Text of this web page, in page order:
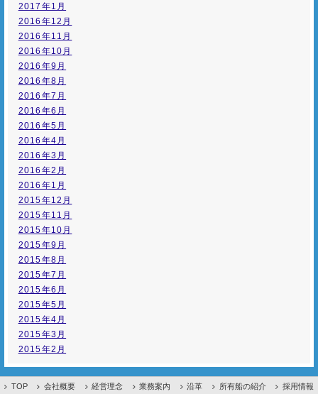
2017年1月
2016年12月
2016年11月
2016年10月
2016年9月
2016年8月
2016年7月
2016年6月
2016年5月
2016年4月
2016年3月
2016年2月
2016年1月
2015年12月
2015年11月
2015年10月
2015年9月
2015年8月
2015年7月
2015年6月
2015年5月
2015年4月
2015年3月
2015年2月
TOP 会社概要 経営理念 業務案内 沿革 所有船の紹介 採用情報